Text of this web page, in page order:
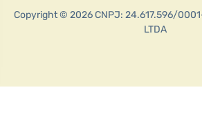
Copyright © 2026 CNPJ: 24.617.596/
LTDA